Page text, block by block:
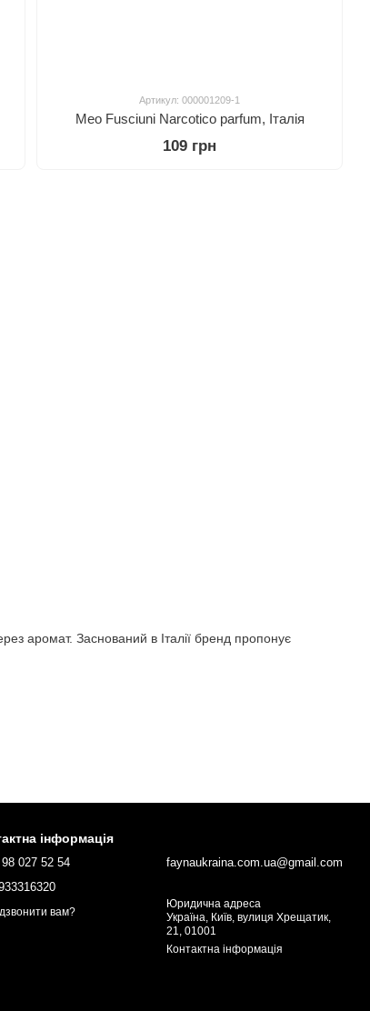
аромат. Заснований в Італії бренд пропонує
Артикул: 000001209-1
Meo Fusciuni Narcotico parfum, Італія
109 грн
інформація
027 52 54
вам?
faynaukraina.com.ua@gmail.com
Юридична адреса
Україна, Київ, вулиця Хрещатик,
21, 01001
Контактна інформація